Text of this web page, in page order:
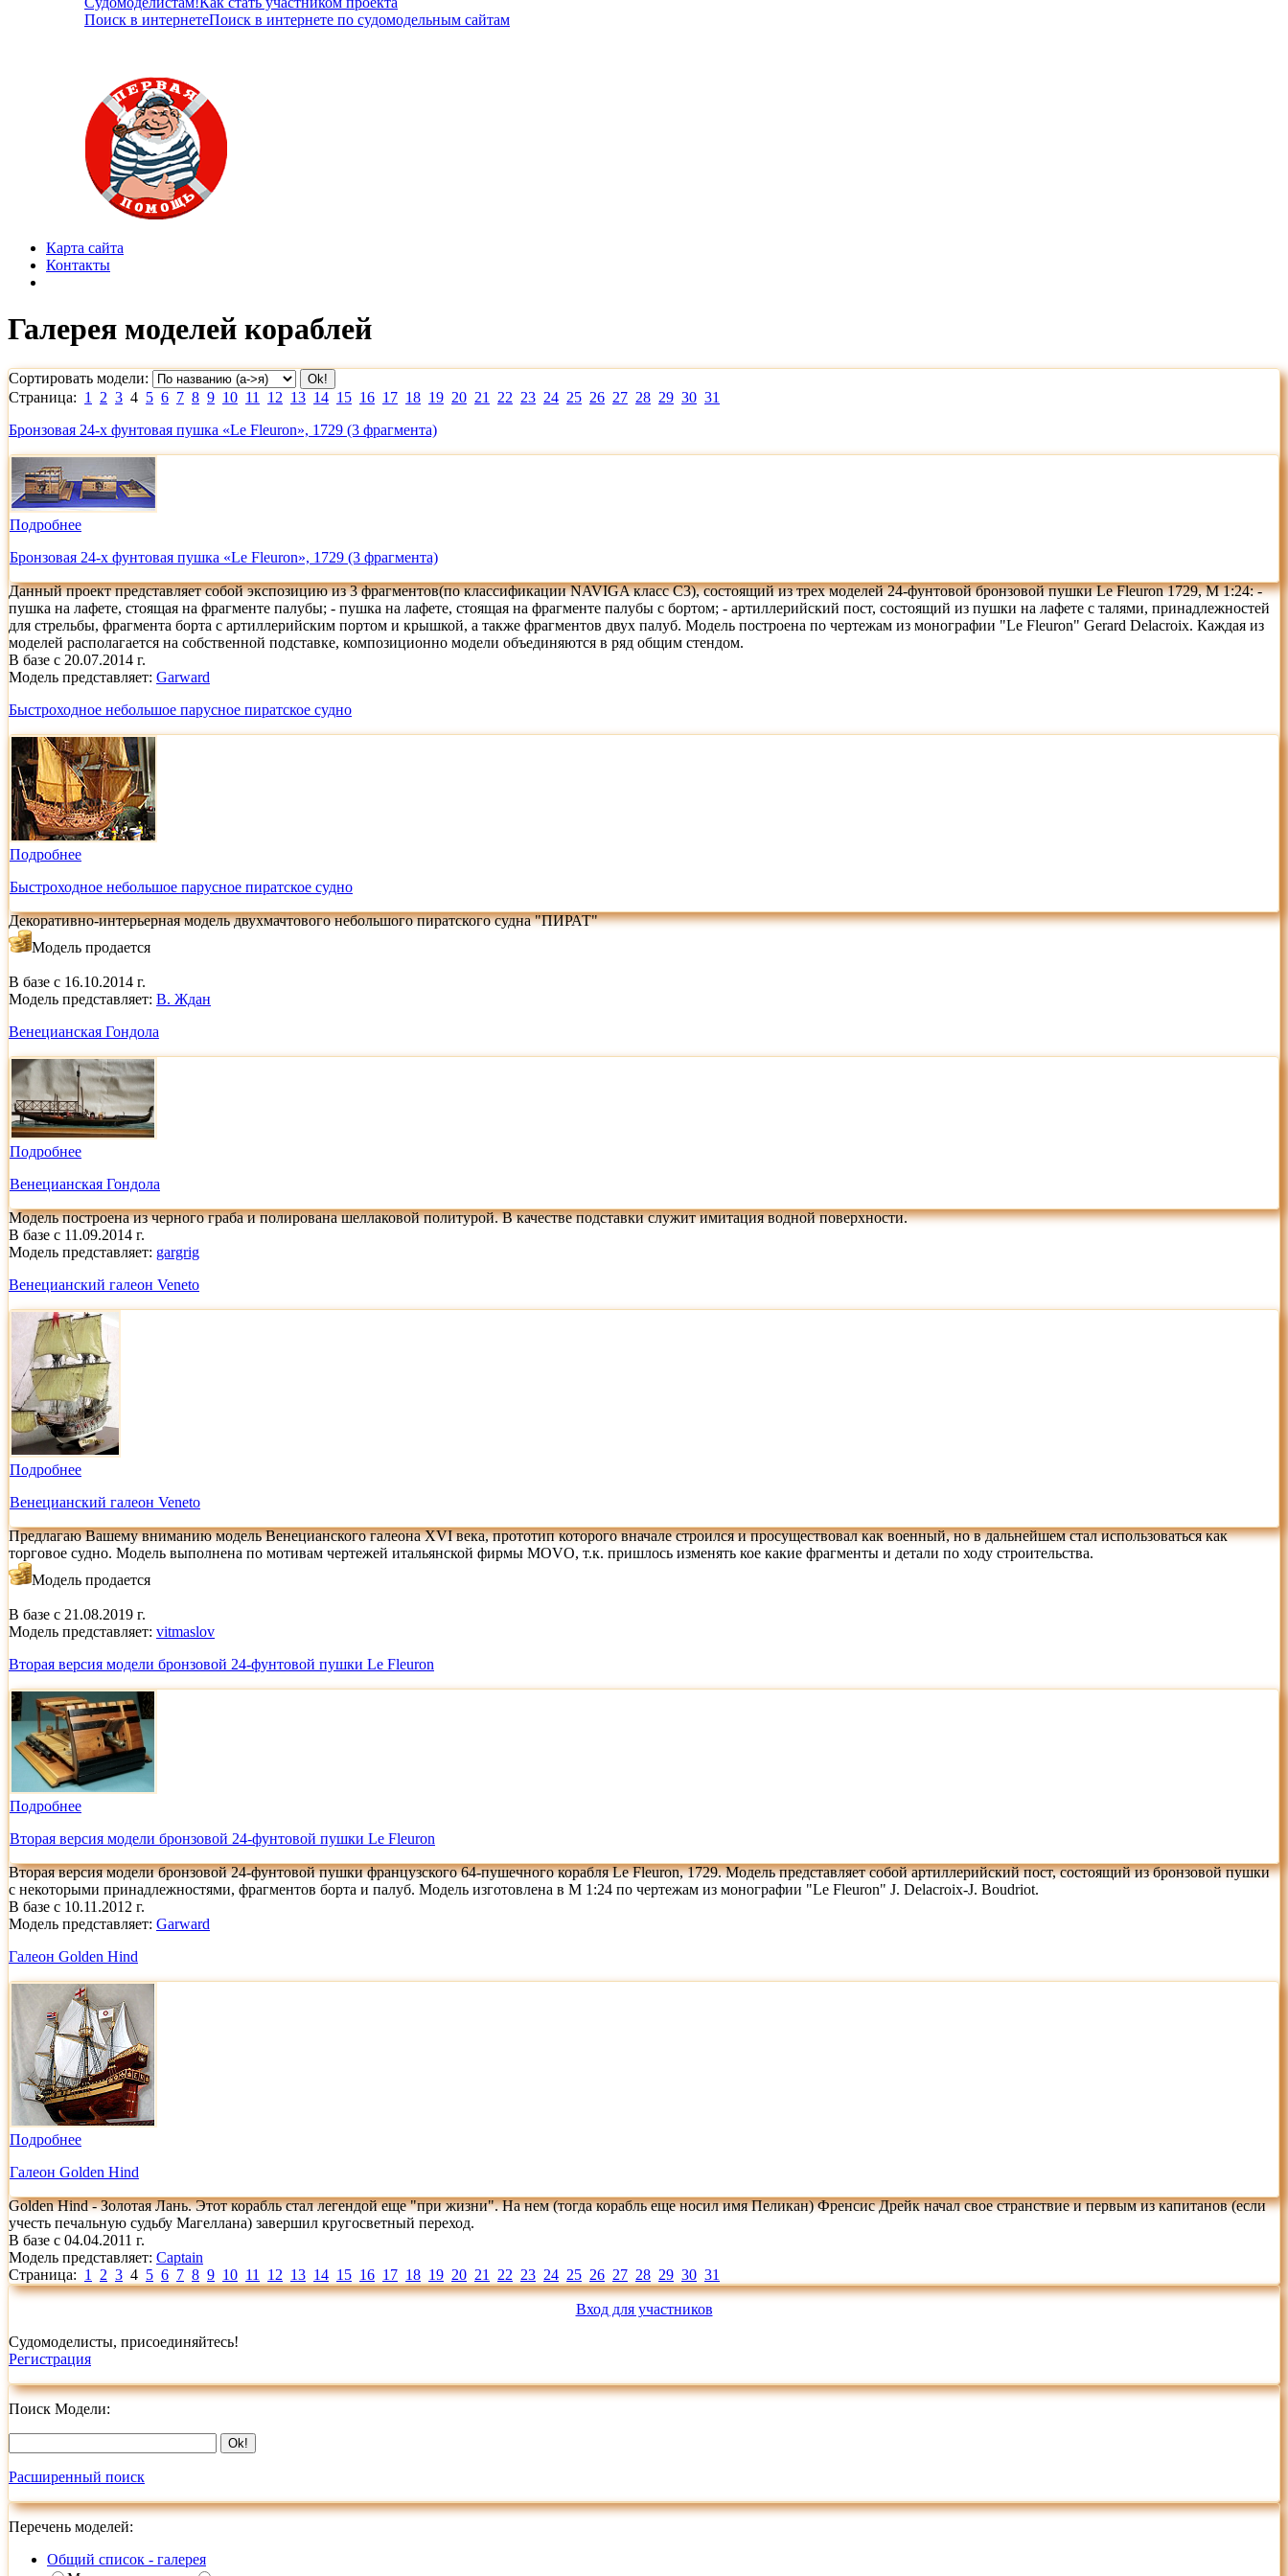
Поиск в интернетеПоиск в интернете по судомодельным сайтам
Карта сайта
Контакты
Галерея моделей кораблей
Сортировать модели:
Страница: 1 2 3 4 5 6 7 8 9 10 11 12 13 14 15 16 17 18 19 20 21 22 23 24 25 26 27 28 29 30 31
Бронзовая 24-х фунтовая пушка «Le Fleuron», 1729 (3 фрагмента)
Подробнее
Бронзовая 24-х фунтовая пушка «Le Fleuron», 1729 (3 фрагмента)
Данный проект представляет собой экспозицию из 3 фрагментов(по классификации NAVIGA класс C3), состоящий из трех моделей 24-фунтовой бронзовой пушки Le Fleuron 1729, М 1:24: -
пушка на лафете, стоящая на фрагменте палубы; - пушка на лафете, стоящая на фрагменте палубы с бортом; - артиллерийский пост, состоящий из пушки на лафете с талями, принадлежностей
для стрельбы, фрагмента борта с артиллерийским портом и крышкой, а также фрагментов двух палуб. Модель построена по чертежам из монографии "Le Fleuron" Gerard Delacroix. Каждая из
моделей располагается на собственной подставке, композиционно модели объединяются в ряд общим стендом.
В базе с 20.07.2014 г.
Модель представляет: Garward
Быстроходное небольшое парусное пиратское судно
Подробнее
Быстроходное небольшое парусное пиратское судно
Декоративно-интерьерная модель двухмачтового небольшого пиратского судна "ПИРАТ"
Модель продается
В базе с 16.10.2014 г.
Модель представляет: В. Ждан
Венецианская Гондола
Подробнее
Венецианская Гондола
Модель построена из черного граба и полирована шеллаковой политурой. В качестве подставки служит имитация водной поверхности.
В базе с 11.09.2014 г.
Модель представляет: gargrig
Венецианский галеон Veneto
Подробнее
Венецианский галеон Veneto
Предлагаю Вашему вниманию модель Венецианского галеона XVI века, прототип которого вначале строился и просуществовал как военный, но в дальнейшем стал использоваться как
торговое судно. Модель выполнена по мотивам чертежей итальянской фирмы MOVO, т.к. пришлось изменять кое какие фрагменты и детали по ходу строительства.
Модель продается
В базе с 21.08.2019 г.
Модель представляет: vitmaslov
Вторая версия модели бронзовой 24-фунтовой пушки Le Fleuron
Подробнее
Вторая версия модели бронзовой 24-фунтовой пушки Le Fleuron
Вторая версия модели бронзовой 24-фунтовой пушки французского 64-пушечного корабля Le Fleuron, 1729. Модель представляет собой артиллерийский пост, состоящий из бронзовой пушки
с некоторыми принадлежностями, фрагментов борта и палуб. Модель изготовлена в М 1:24 по чертежам из монографии "Le Fleuron" J. Delacroix-J. Boudriot.
В базе с 10.11.2012 г.
Модель представляет: Garward
Галеон Golden Hind
Подробнее
Галеон Golden Hind
Golden Hind - Золотая Лань. Этот корабль стал легендой еще "при жизни". На нем (тогда корабль еще носил имя Пеликан) Френсис Дрейк начал свое странствие и первым из капитанов (если
учесть печальную судьбу Магеллана) завершил кругосветный переход.
В базе с 04.04.2011 г.
Модель представляет: Captain
Страница: 1 2 3 4 5 6 7 8 9 10 11 12 13 14 15 16 17 18 19 20 21 22 23 24 25 26 27 28 29 30 31
Вход для участников
Судомоделисты, присоединяйтесь!
Регистрация
Поиск Модели:
Расширенный поиск
Перечень моделей:
Общий список - галерея